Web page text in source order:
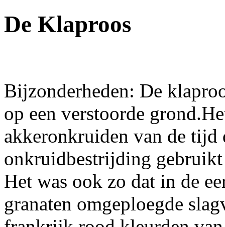
De Klaproos
Bijzonderheden: De
op een verstoorde
akkeronkruiden van de tijd
onkruidbestrijding
Het was ook zo dat in de
granaten omgeploegde